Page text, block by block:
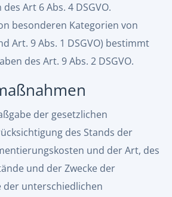
Art 6 Abs. 4 DSGVO.
besonderen Kategorien von
Art. 9 Abs. 1 DSGVO) bestimmt
des Art. 9 Abs. 2 DSGVO.
der gesetzlichen
des Stands der
und der Art, des
und der Zwecke der
der unterschiedlichen